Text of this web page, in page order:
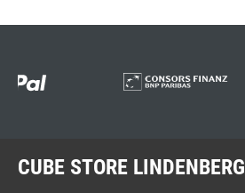
CUBE STORE LINDENBERG